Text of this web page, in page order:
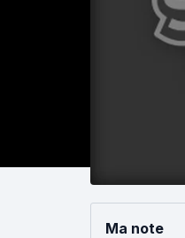
Ma note